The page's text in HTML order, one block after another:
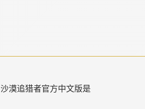
沙漠追猎者官方中文版是